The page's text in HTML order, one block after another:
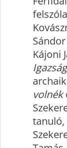
Kájoni
volnék
tanuló,